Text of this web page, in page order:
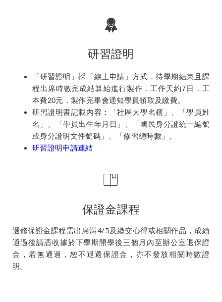
研習證明
「研習證明」採「線上申請」方式，待學期結束且課
程出席時數完成結算始進行製作，工作天約7日，工
本費20元，製作完畢會通知學員領取及繳費。
研習證明書記載內容：「社區大學名稱」、「學員姓
名」、「學員出生年月日」、「國民身分證統一編號
或身分證明文件號碼」、「修習總時數」。
研習證明申請連結
保證金課程
選修保證金課程需出席滿4/5及繳交心得或相關作品，成績
通過後請憑收據於下學期開學後三個月內至辦公室退保證
金，若無通過，恕不退還保證金，亦不發放相關時數證
明。